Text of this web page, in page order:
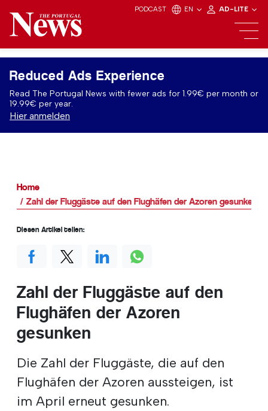
PODCAST EN AD-LITE
Reduced Ads Experience
Read The Portugal News with fewer ads for 1.99€ per month or
19.99€ per year.
Hier anmelden
Home
Zahl der Fluggäste auf den Flughäfen der Azoren gesunken
Zahl der Fluggäste auf den
Flughäfen der Azoren
gesunken
Die Zahl der Fluggäste, die auf den
Flughäfen der Azoren aussteigen, ist
im April erneut gesunken.
Diesen Artikel teilen: